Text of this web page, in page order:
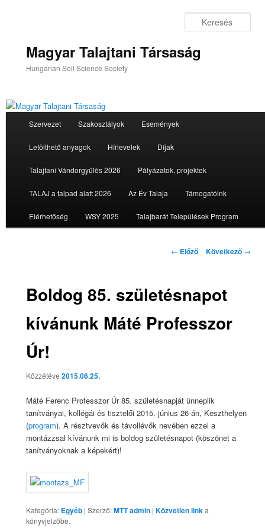
Magyar Talajtani Társaság
Hungarian Soil Science Society
Szervezet Szakosztályok Események
Letölthető anyagok Hírlevelek Díjak
Talajtani Vándorgyűlés 2026 Pályázatok, projektek
TALAJ a talpad alatt 2026 Az Év Talaja Támogatóink
Elérhetőség WSY 2025 Talajbarát Települések Program
Bejegyzés
← Előző Következő →
Boldog 85. születésnapot
kívánunk Máté Professzor
Úr!
Közzétéve2015.06.25.
Máté Ferenc Professzor Úr 85. születésnapját ünneplik
tanítványai, kollégái és tisztelői 2015. június 26-án, Keszthelyen
(program). A résztvevők és távollévők nevében ezzel a
montázzsal kívánunk mi is boldog születésnapot (köszönet a
tanítványoknak a képekért)!
Kategória: Egyéb | Szerző:MTT admin |Közvetlen linka
könyvjelzőbe.